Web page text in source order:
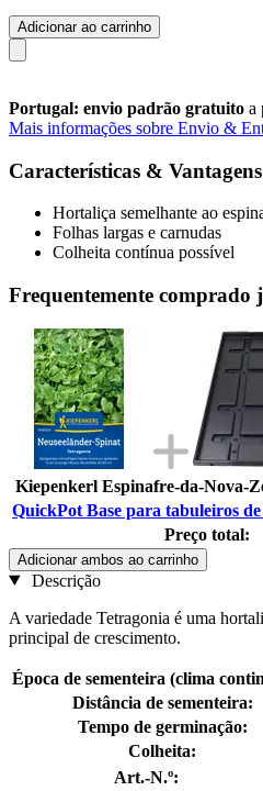
Adicionar ao carrinho
Portugal: envio padrão gratuito a
Mais informações sobre Envio &
Características & Vantagens
Hortaliça semelhante ao
Folhas largas e carnudas
Colheita contínua possível
Frequentemente
Kiepenkerl Espinafre-da-Nova-
QuickPot Base para tabuleiros
Preço total:
Adicionar ambos ao carrinho
Descrição
A variedade Tetragonia é uma
principal de crescimento.
Época de sementeira (clima
Distância de sementeira:
Tempo de germinação:
Colheita:
Art.-N.º: